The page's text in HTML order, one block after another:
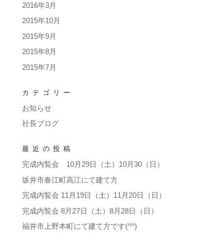
2016年3月
2015年10月
2015年9月
2015年8月
2015年7月
カテゴリー
お知らせ
社長ブログ
最近の投稿
完成内覧会 10月29日（土）10月30（日）
坂井市春江町高江にて建て方
完成内覧会 11月19日（土）11月20日（日）
完成内覧会 8月27日（土）8月28日（日）
福井市上野本町にて建て方です(^^)